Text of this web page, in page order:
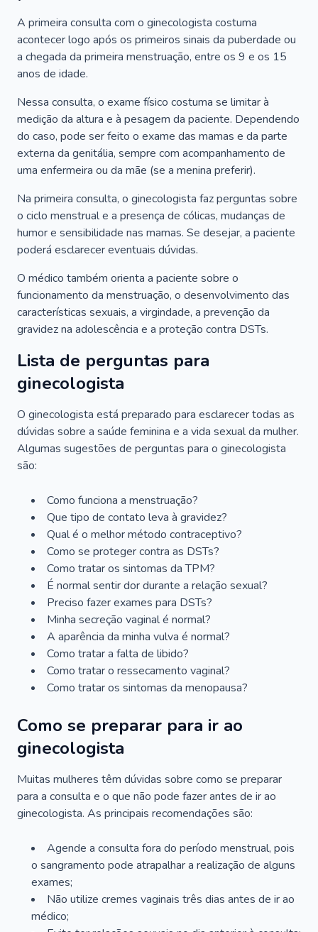
A primeira consulta com o ginecologista costuma
acontecer logo após os primeiros sinais da puberdade ou
a chegada da primeira menstruação, entre os 9 e os 15
anos de idade.
Nessa consulta, o exame físico costuma se limitar à
medição da altura e à pesagem da paciente. Dependendo
do caso, pode ser feito o exame das mamas e da parte
externa da genitália, sempre com acompanhamento de
uma enfermeira ou da mãe (se a menina preferir).
Na primeira consulta, o ginecologista faz perguntas sobre
o ciclo menstrual e a presença de cólicas, mudanças de
humor e sensibilidade nas mamas. Se desejar, a paciente
poderá esclarecer eventuais dúvidas.
O médico também orienta a paciente sobre o
funcionamento da menstruação, o desenvolvimento das
características sexuais, a virgindade, a prevenção da
gravidez na adolescência e a proteção contra DSTs.
Lista de perguntas para
ginecologista
O ginecologista está preparado para esclarecer todas as
dúvidas sobre a saúde feminina e a vida sexual da mulher.
Algumas sugestões de perguntas para o ginecologista
são:
Como funciona a menstruação?
Que tipo de contato leva à gravidez?
Qual é o melhor método contraceptivo?
Como se proteger contra as DSTs?
Como tratar os sintomas da TPM?
É normal sentir dor durante a relação sexual?
Preciso fazer exames para DSTs?
Minha secreção vaginal é normal?
A aparência da minha vulva é normal?
Como tratar a falta de libido?
Como tratar o ressecamento vaginal?
Como tratar os sintomas da menopausa?
Como se preparar para ir ao
ginecologista
Muitas mulheres têm dúvidas sobre como se preparar
para a consulta e o que não pode fazer antes de ir ao
ginecologista. As principais recomendações são:
Agende a consulta fora do período menstrual, pois
o sangramento pode atrapalhar a realização de alguns
exames;
Não utilize cremes vaginais três dias antes de ir ao
médico;